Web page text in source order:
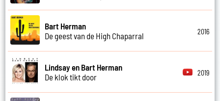
Bart Herman
De geest van de High Chaparral
2016
Lindsay en Bart Herman
De klok tikt door
2019